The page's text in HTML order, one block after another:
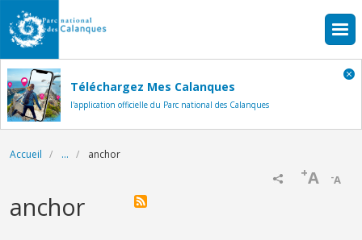
Aller au contenu principal
Téléchargez Mes Calanques
l'application officielle du Parc national des Calanques
Fil d'Ariane
Accueil ... anchor
-A
+A
anchor